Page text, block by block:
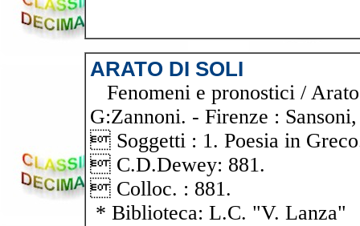
ARATO DI SOLI
Fenomeni e pronostici /
G:Zannoni. - Firenze :
 Soggetti : 1. Poesia in
 C.D.Dewey: 881.
 Colloc. : 881.
* Biblioteca: L.C. "V. Lanza"